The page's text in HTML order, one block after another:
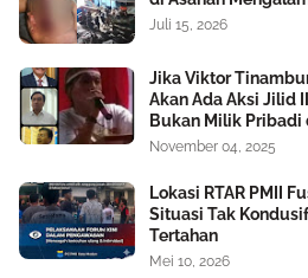
Juli 15, 2026
Jika Viktor
Akan Ada Aksi Jilid
Bukan Milik Pribadi
November 04, 2025
Lokasi RTAR PMII
Situasi Tak
Tertahan
Mei 10, 2026